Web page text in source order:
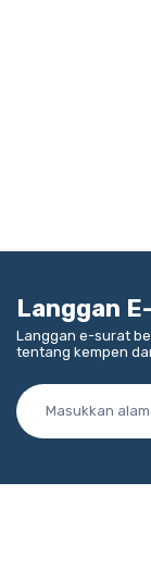
Langgan
Langgan e-surat
tentang kempen